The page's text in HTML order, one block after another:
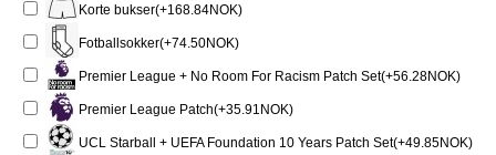
Korte bukser(+168.84NOK)
Fotballsokker(+74.50NOK)
Premier League + No Room For Racism Patch Set(+56.28NOK)
Premier League Patch(+35.91NOK)
UCL Starball + UEFA Foundation 10 Years Patch Set(+49.85NOK)